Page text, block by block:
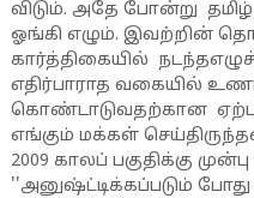
விடும். அதே போன்று
ஓங்கி எழும். இவற்றின்
கார்த்திகையில்
எதிர்பாராத வகையில்
கொண்டாடுவதற்கான
எங்கும் மக்கள்
2009 காலப் பகுதிக்கு
''அனுஷ்ட்டிக்கப்படும்